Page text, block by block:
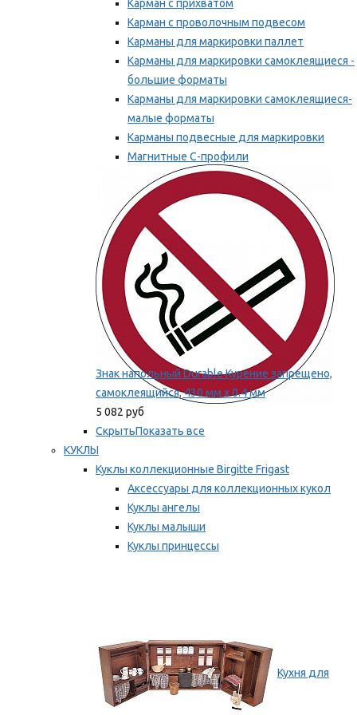
Карман с прихватом
Карман с проволочным подвесом
Карманы для маркировки паллет
Карманы для маркировки самоклеящиеся -
большие форматы
Карманы для маркировки самоклеящиеся-
малые форматы
Карманы подвесные для маркировки
Магнитные С-профили
Напольная маркировка
Мы рекомендуем
Знак напольный Durable Курение запрещено,
самоклеящийся, 430 мм х 0.4 мм
5 082 руб
СкрытьПоказать все
КУКЛЫ
Куклы коллекционные Birgitte Frigast
Аксессуары для коллекционных кукол
Куклы ангелы
Куклы малыши
Куклы принцессы
Кухня для